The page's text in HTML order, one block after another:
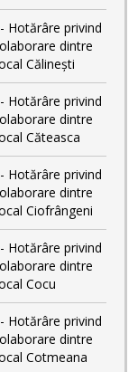
Hotărâre privind
dintre
Călinești
Hotărâre privind
dintre
Căteasca
Hotărâre privind
dintre
Ciofrângeni
Hotărâre privind
dintre
Cocu
Hotărâre privind
dintre
Cotmeana